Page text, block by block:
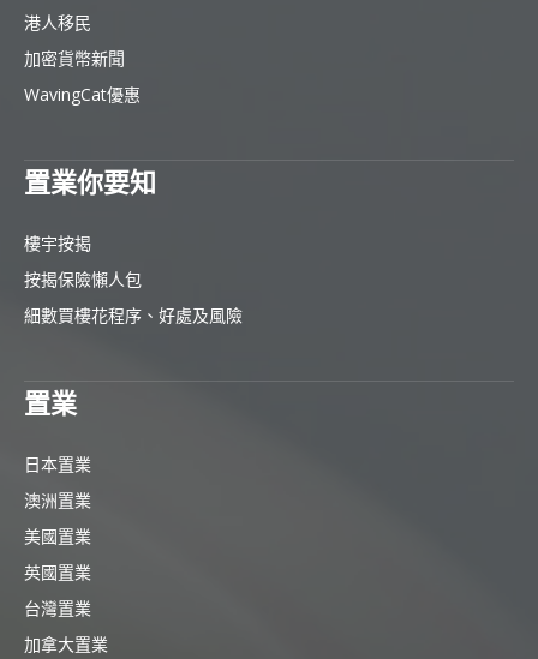
港人移民
加密貨幣新聞
WavingCat優惠
置業你要知
樓宇按揭
按揭保險懶人包
細數買樓花程序、好處及風險
置業
日本置業
澳洲置業
美國置業
英國置業
台灣置業
加拿大置業